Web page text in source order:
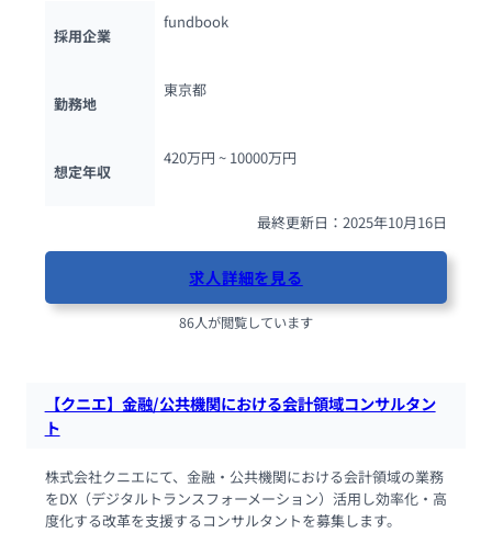
採用企業
fundbook
勤務地
東京都
想定年収
420万円 ~ 10000万円
最終更新日：2025年10月16日
求人詳細を見る
86人が閲覧しています
【クニエ】金融/公共機関における会計領域コンサルタン
ト
株式会社クニエにて、金融・公共機関における会計領域の業務
をDX（デジタルトランスフォーメーション）活用し効率化・高
度化する改革を支援するコンサルタントを募集します。